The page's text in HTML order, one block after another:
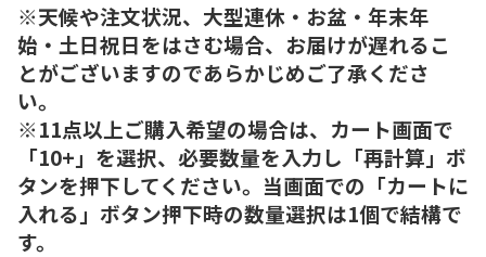
※天候や注文状況、大型連休・お盆・年末年
始・土日祝日をはさむ場合、お届けが遅れるこ
とがございますのであらかじめご了承くださ
い。
※11点以上ご購入希望の場合は、カート画面で
「10+」を選択、必要数量を入力し「再計算」ボ
タンを押下してください。当画面での「カートに
入れる」ボタン押下時の数量選択は1個で結構で
す。